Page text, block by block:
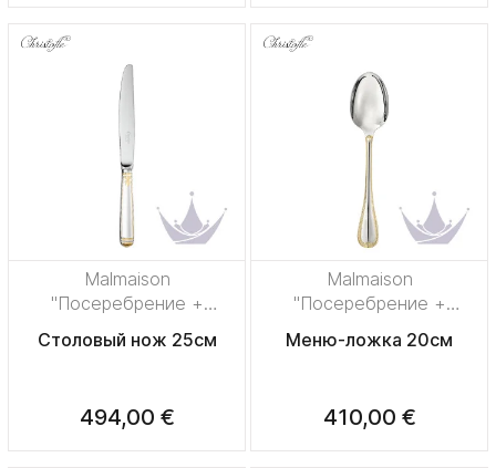
Malmaison
"Посеребрение +
узорная позолота"
Столовый нож 25см
494,00 €
Malmaison
"Посеребрение +
узорная позолота"
Меню-ложка 20см
410,00 €